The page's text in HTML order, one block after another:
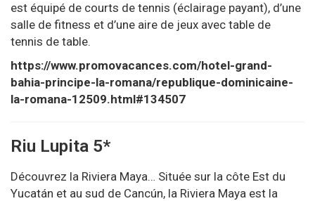
est équipé de courts de tennis (éclairage payant), d’une
salle de fitness et d’une aire de jeux avec table de
tennis de table.
https://www.promovacances.com/hotel-grand-
bahia-principe-la-romana/republique-dominicaine-
la-romana-12509.html#134507
Riu Lupita 5*
Découvrez la Riviera Maya… Située sur la côte Est du
Yucatán et au sud de Cancún, la Riviera Maya est la